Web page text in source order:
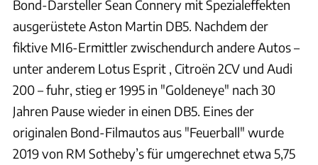
Bond-Darsteller Sean Connery mit Spezialeffekten
ausgerüstete Aston Martin DB5. Nachdem der
fiktive MI6-Ermittler zwischendurch andere Autos –
unter anderem Lotus Esprit , Citroën 2CV und Audi
200 – fuhr, stieg er 1995 in "Goldeneye" nach 30
Jahren Pause wieder in einen DB5. Eines der
originalen Bond-Filmautos aus "Feuerball" wurde
2019 von RM Sotheby’s für umgerechnet etwa 5,75